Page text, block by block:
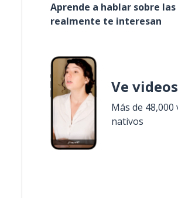
Aprende a hablar sobre las
realmente te interesan
Ve videos
Más de
nativos